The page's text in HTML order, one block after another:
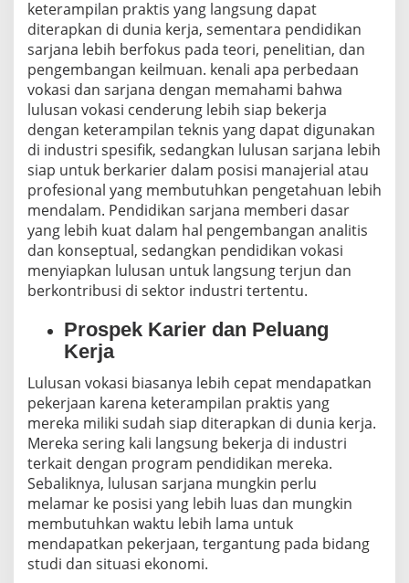
keterampilan praktis yang langsung dapat
diterapkan di dunia kerja, sementara pendidikan
sarjana lebih berfokus pada teori, penelitian, dan
pengembangan keilmuan. kenali apa perbedaan
vokasi dan sarjana dengan memahami bahwa
lulusan vokasi cenderung lebih siap bekerja
dengan keterampilan teknis yang dapat digunakan
di industri spesifik, sedangkan lulusan sarjana lebih
siap untuk berkarier dalam posisi manajerial atau
profesional yang membutuhkan pengetahuan lebih
mendalam. Pendidikan sarjana memberi dasar
yang lebih kuat dalam hal pengembangan analitis
dan konseptual, sedangkan pendidikan vokasi
menyiapkan lulusan untuk langsung terjun dan
berkontribusi di sektor industri tertentu.
Prospek Karier dan Peluang
Kerja
Lulusan vokasi biasanya lebih cepat mendapatkan
pekerjaan karena keterampilan praktis yang
mereka miliki sudah siap diterapkan di dunia kerja.
Mereka sering kali langsung bekerja di industri
terkait dengan program pendidikan mereka.
Sebaliknya, lulusan sarjana mungkin perlu
melamar ke posisi yang lebih luas dan mungkin
membutuhkan waktu lebih lama untuk
mendapatkan pekerjaan, tergantung pada bidang
studi dan situasi ekonomi.